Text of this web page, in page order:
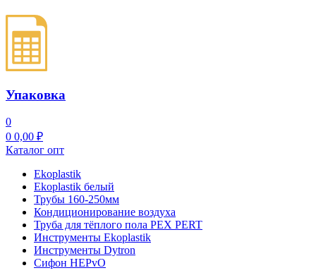
Упаковка
0
0 0,00 ₽
Каталог опт
Ekoplastik
Ekoplastik белый
Трубы 160-250мм
Кондиционирование воздуха
Труба для тёплого пола PEX PERT
Инструменты Ekoplastik
Инструменты Dytron
Сифон HEPvO